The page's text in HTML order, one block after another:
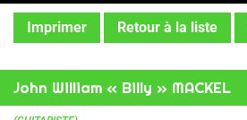
Imprimer Retour à la liste
John William « Billy » MACKEL